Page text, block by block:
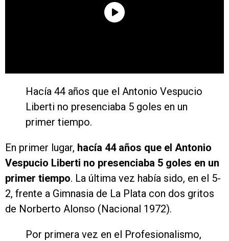
Hacía 44 años que el Antonio Vespucio
Liberti no presenciaba 5 goles en un
primer tiempo.
En primer lugar, hacía 44 años que el Antonio
Vespucio Liberti no presenciaba 5 goles en un
primer tiempo. La última vez había sido, en el 5-
2, frente a Gimnasia de La Plata con dos gritos
de Norberto Alonso (Nacional 1972).
Por primera vez en el Profesionalismo,